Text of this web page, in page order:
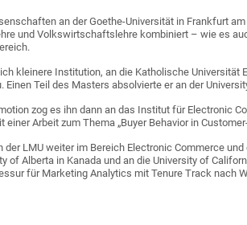
an der Goethe-Universität in Frankfurt
und Volkswirtschaftslehre kombiniert – wie es
kleinere Institution, an die Katholische
Teil des Masters absolvierte er an der
zog es ihn dann an das Institut für Electronic
Arbeit zum Thema „Buyer Behavior in
LMU weiter im Bereich Electronic Commerce
of Alberta in Kanada und an die University of
für Marketing Analytics mit Tenure Track nach